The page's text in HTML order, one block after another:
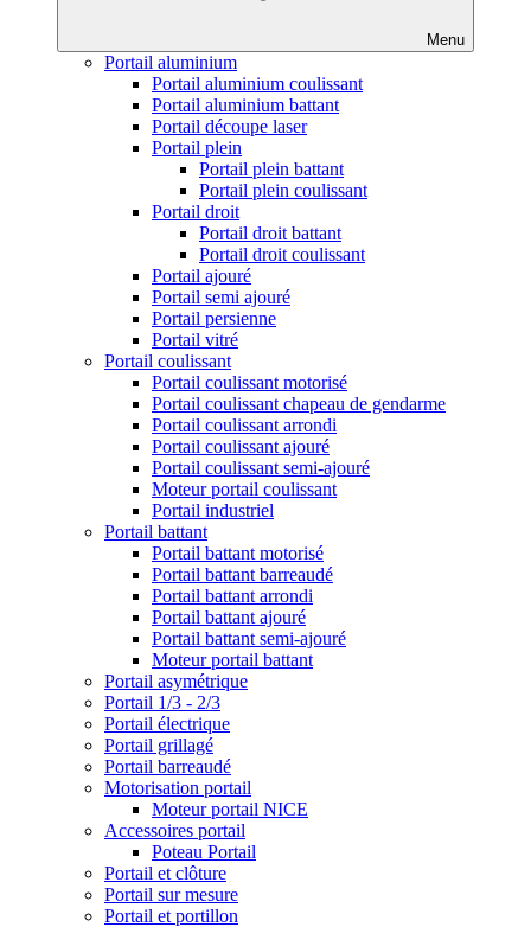
Menu
Portail aluminium
Portail aluminium coulissant
Portail aluminium battant
Portail découpe laser
Portail plein
Portail plein battant
Portail plein coulissant
Portail droit
Portail droit battant
Portail droit coulissant
Portail ajouré
Portail semi ajouré
Portail persienne
Portail vitré
Portail coulissant
Portail coulissant motorisé
Portail coulissant chapeau de gendarme
Portail coulissant arrondi
Portail coulissant ajouré
Portail coulissant semi-ajouré
Moteur portail coulissant
Portail industriel
Portail battant
Portail battant motorisé
Portail battant barreaudé
Portail battant arrondi
Portail battant ajouré
Portail battant semi-ajouré
Moteur portail battant
Portail asymétrique
Portail 1/3 - 2/3
Portail électrique
Portail grillagé
Portail barreaudé
Motorisation portail
Moteur portail NICE
Accessoires portail
Poteau Portail
Portail et clôture
Portail sur mesure
Portail et portillon